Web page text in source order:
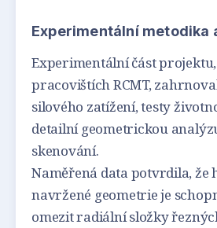
Experimentální metodika
Experimentální část
pracovištích RCMT,
silového zatížení, testy
detailní geometrickou
skenování.
Naměřená data potvrdila, že
navržené geometrie je
omezit radiální složky